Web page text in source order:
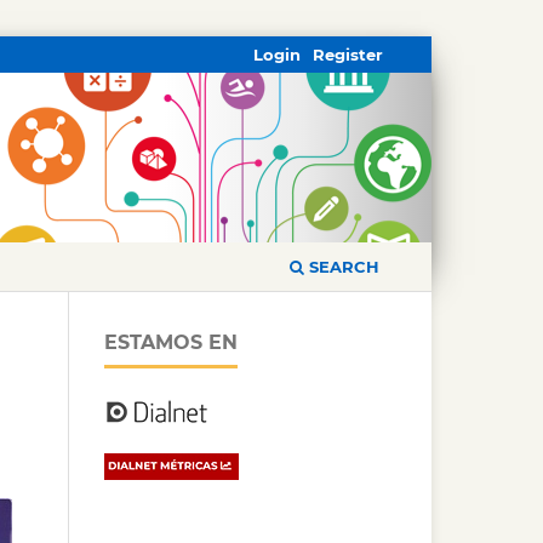
SEARCH
Register
Login
ESTAMOS EN